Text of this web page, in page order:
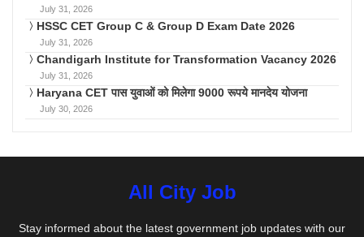
July 31, 2026
HSSC CET Group C & Group D Exam Date 2026
July 31, 2026
Chandigarh Institute for Transformation Vacancy 2026
July 31, 2026
Haryana CET पास युवाओं को मिलेगा 9000 रूपये मानदेय योजना
July 30, 2026
All City Job
Stay informed about the latest government job updates with our